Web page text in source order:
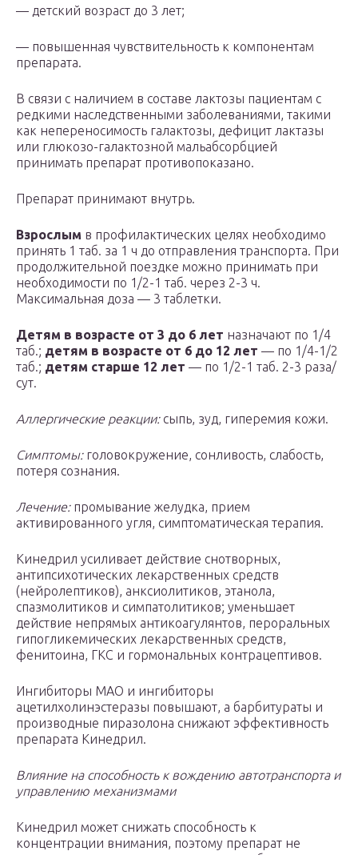
— детский возраст до 3 лет;
— повышенная чувствительность к компонентам
препарата.
В связи с наличием в составе лактозы пациентам с
редкими наследственными заболеваниями, такими
как непереносимость галактозы, дефицит лактазы
или глюкозо-галактозной мальабсорбцией
принимать препарат противопоказано.
Препарат принимают внутрь.
Взрослым в профилактических целях необходимо
принять 1 таб. за 1 ч до отправления транспорта. При
продолжительной поездке можно принимать при
необходимости по 1/2-1 таб. через 2-3 ч.
Максимальная доза — 3 таблетки.
Детям в возрасте от 3 до 6 лет назначают по 1/4
таб.; детям в возрасте от 6 до 12 лет — по 1/4-1/2
таб.; детям старше 12 лет — по 1/2-1 таб. 2-3 раза/
сут.
Аллергические реакции:сыпь, зуд, гиперемия кожи.
Симптомы:головокружение, сонливость, слабость,
потеря сознания.
Лечение:промывание желудка, прием
активированного угля, симптоматическая терапия.
Кинедрил усиливает действие снотворных,
антипсихотических лекарственных средств
(нейролептиков), анксиолитиков, этанола,
спазмолитиков и симпатолитиков; уменьшает
действие непрямых антикоагулянтов, пероральных
гипогликемических лекарственных средств,
фенитоина, ГКС и гормональных контрацептивов.
Ингибиторы МАО и ингибиторы
ацетилхолинэстеразы повышают, а барбитураты и
производные пиразолона снижают эффективность
препарата Кинедрил.
Влияние на способность к вождению автотранспорта и
управлению механизмами
Кинедрил может снижать способность к
концентрации внимания, поэтому препарат не